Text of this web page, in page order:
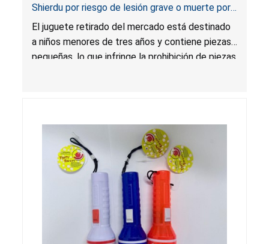
Shierdu por riesgo de lesión grave o muerte por
asfixia; infringen la prohibición de piezas
pequeñas; vendidos en Amazon por Yiwu Shiyi
Trading
El juguete retirado del mercado está destinado
a niños menores de tres años y contiene piezas
pequeñas, lo que infringe la prohibición de piezas